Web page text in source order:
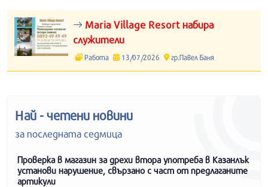
Maria Village Resort набира
служители
Работа 13/07/2026 гр.Павел Баня
Най - четени новини
за последната седмица
Проверка в магазин за дрехи втора употреба в Казанлък
установи нарушение, свързано с част от предлаганите
артикули